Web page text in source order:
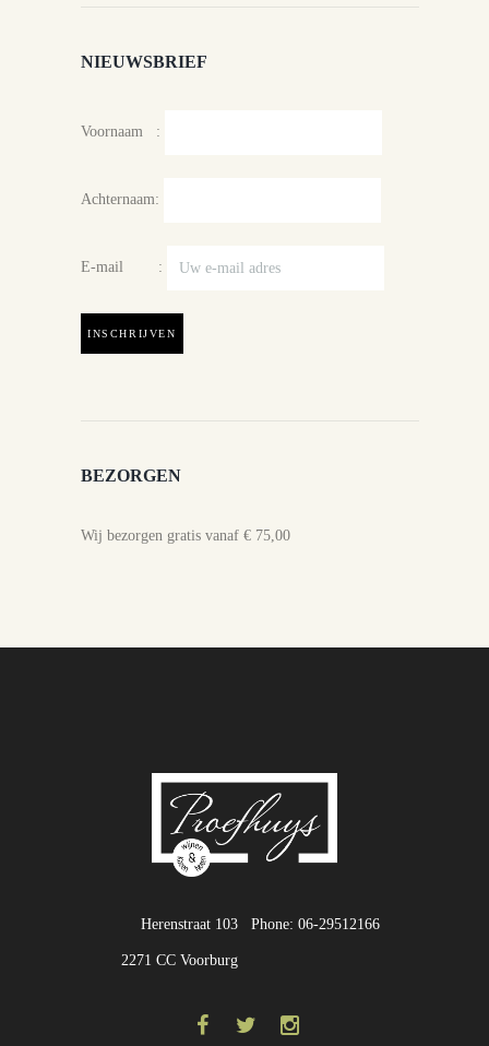
NIEUWSBRIEF
Voornaam :
Achternaam:
E-mail :
BEZORGEN
Wij bezorgen gratis vanaf € 75,00
Phone: 06-29512166
Herenstraat 103
2271 CC Voorburg